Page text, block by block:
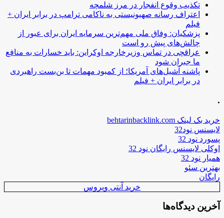
تکذیب وقوع انفجار در مرز شلمچه
اعتراف رسانه صهیونیستی به ناکامی ترامپ در برابر ایران +
فیلم
پزشکیان: وفاق ملی مهم‌ترین سرمایه ایران برای عبور از
چالش‌های پیش رو است
عراقچی در تماس وزیرخارجه اوکراین: باید خسارات به منافع
ما جبران شود
پاشنه آشیل‌های آمریکا؛ از کمبود مهمات تا بن‌بست راهبردی
در برابر ایران + فیلم
.
خرید بک لینک behtarinbacklink.com
لایسنس نود32
پسورد نود 32
اوکلی لایسنس رایگان نود 32
همیار نود 32
بهترین سئو
رایگان
خرید آنتی ویروس
آخرین دیدگاه‌ها